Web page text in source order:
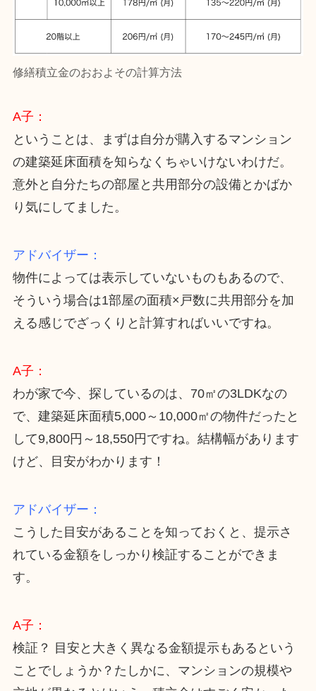
修繕積立金のおおよその計算方法
A子：
ということは、まずは自分が購入するマンション
の建築延床面積を知らなくちゃいけないわけだ。
意外と自分たちの部屋と共用部分の設備とかばか
り気にしてました。
アドバイザー：
物件によっては表示していないものもあるので、
そういう場合は1部屋の面積×戸数に共用部分を加
える感じでざっくりと計算すればいいですね。
A子：
わが家で今、探しているのは、70㎡の3LDKなの
で、建築延床面積5,000～10,000㎡の物件だったと
して9,800円～18,550円ですね。結構幅があります
けど、目安がわかります！
アドバイザー：
こうした目安があることを知っておくと、提示さ
れている金額をしっかり検証することができま
す。
A子：
検証？ 目安と大きく異なる金額提示もあるという
ことでしょうか？たしかに、マンションの規模や